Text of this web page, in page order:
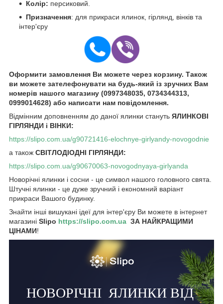
Колір: персиковий.
Призначення: для прикраси ялинок, гірлянд, вінків та
інтер'єру
Оформити замовлення Ви можете через корзину. Також
ви можете зателефонувати на будь-який із зручних Вам
номерів нашого магазину (0997348035, 0734344313,
0999014628) або написати нам повідомлення.
Відмінним доповненням до даної ялинки стануть ЯЛИНКОВІ
ГІРЛЯНДИ і ВІНКИ:
https://slipo.com.ua/g90721416-elochnye-girlyandy-novogodnie
а також СВІТЛОДІОДНІ ГІРЛЯНДИ:
https://slipo.com.ua/g90670063-novogodnyaya-girlyanda
Новорічні ялинки і сосни - це символ нашого головного свята.
Штучні ялинки - це дуже зручний і економний варіант
прикраси Вашого будинку.
Знайти інші вишукані ідеї для інтер'єру Ви можете в інтернет
магазині Slipo https://slipo.com.ua ЗА НАЙКРАЩИМИ
ЦІНАМИ!
НОВОРІЧНІ ЯЛИНКИ ВІД